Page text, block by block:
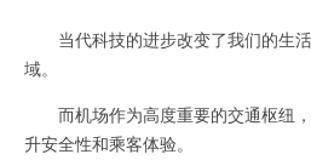
当代科技的进步改变了我们的生
域。
而机场作为高度重要的交通枢纽，
升安全性和乘客体验。